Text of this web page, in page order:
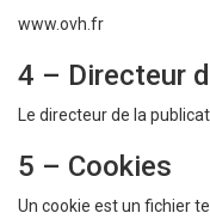
www.ovh.fr
4 – Directeur
Le directeur de la
5 – Cookies
Un cookie est un fichier